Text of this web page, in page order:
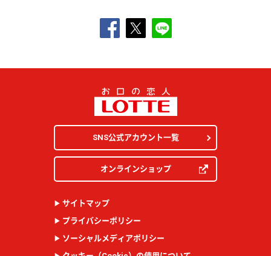
SNS公式アカウント一覧
オンラインショップ
サイトマップ
プライバシーポリシー
ソーシャルメディアポリシー